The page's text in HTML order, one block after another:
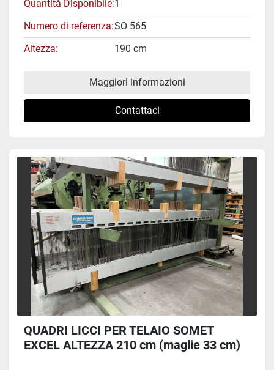
Quantità Disponibile 1
Numero di referenza SO 565
Altezza
190 cm
Maggiori informazioni
Contattaci
QUADRI LICCI PER TELAIO SOMET
EXCEL ALTEZZA 210 cm (maglie 33 cm)